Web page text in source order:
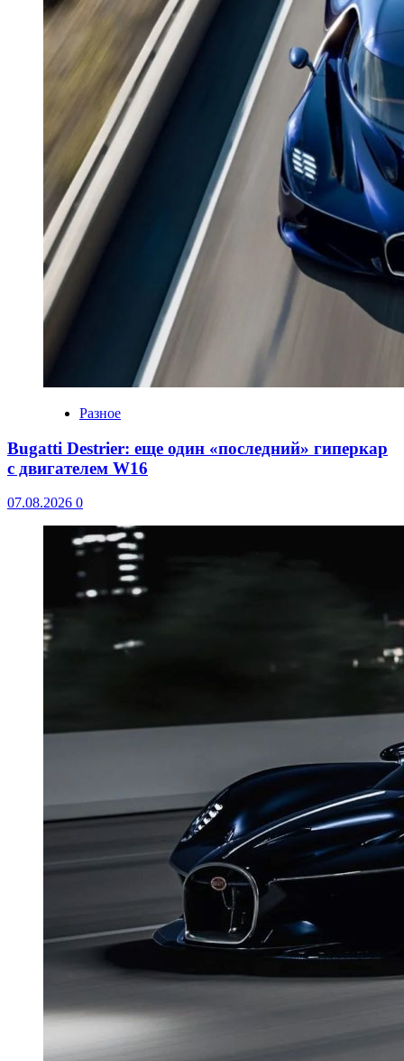
Разное
Bugatti Destrier: еще один «последний» гиперкар
с двигателем W16
07.08.2026 0